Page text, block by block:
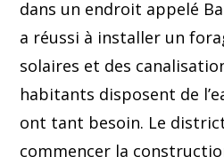
dans un endroit appelé
a réussi à installer un
solaires et des
habitants disposent de
ont tant besoin. Le
commencer la